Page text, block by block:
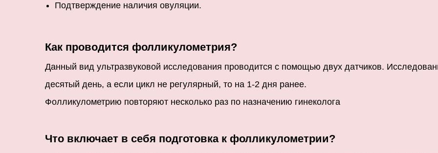
Подтверждение наличия овуляции.
Как проводится фолликулометрия?
Данный вид ультразвуковой исследования проводится с помощью двух датчиков.
десятый день, а если цикл не регулярный, то на 1-2 дня ранее.
Фолликулометрию повторяют несколько раз по назначению гинеколога
Что включает в себя подготовка к фолликулометрии?